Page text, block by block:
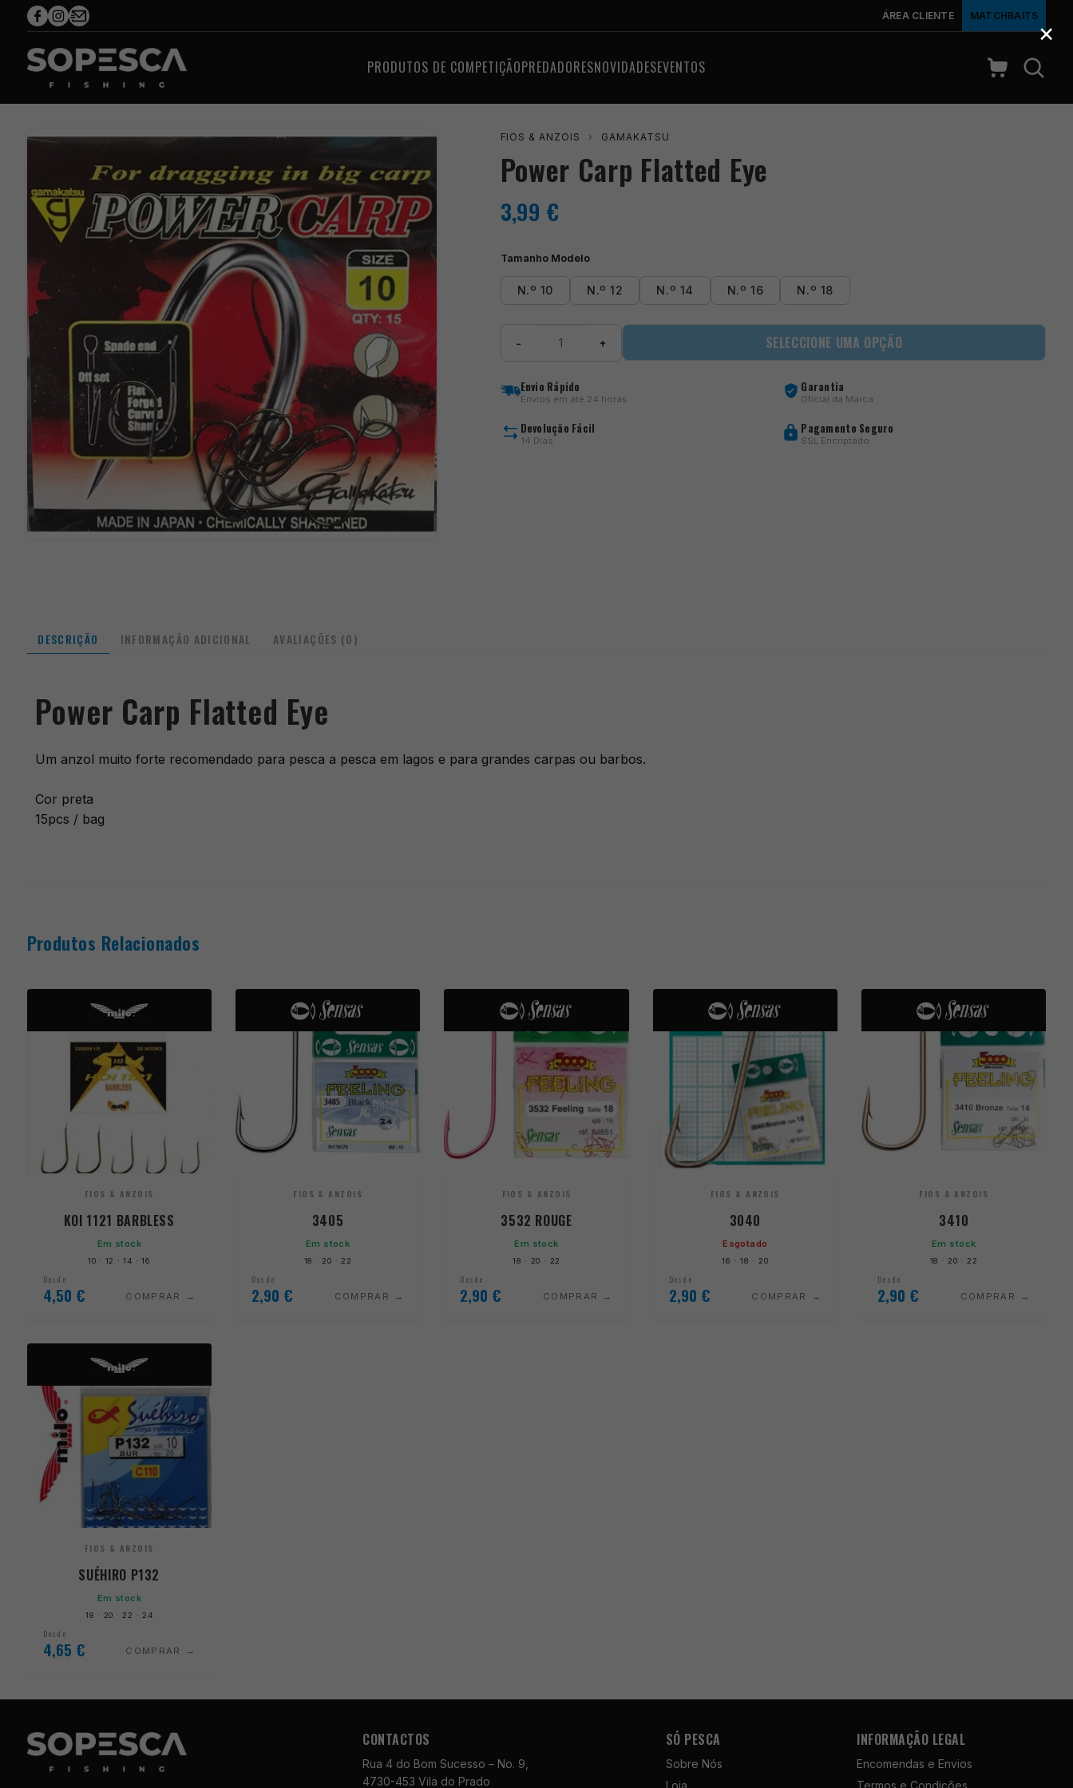
ÁREA CLIENTE MATCHBAITS
PRODUTOS DE COMPETIÇÃOPREDADORESNOVIDADESEVENTOS
FIOS & ANZOIS › GAMAKATSU
Power Carp Flatted Eye
3,99 €
Tamanho Modelo
N.º 10 N.º 12 N.º 14 N.º 16 N.º 18
Flatted
Eye
− + SELECCIONE UMA OPÇÃO
Envio Rápido
Envios em até 24 horas
Garantia
Oficial da Marca
Devolução Fácil
14 Dias
Pagamento Seguro
SSL Encriptado
DESCRIÇÃO INFORMAÇÃO ADICIONAL AVALIAÇÕES (0)
Power Carp Flatted Eye
Um anzol muito forte recomendado para pesca a pesca em lagos e para grandes carpas ou barbos.
Cor preta
15pcs / bag
Produtos Relacionados
FIOS & ANZOIS
KOI 1121 BARBLESS
Em stock
10 · 12 · 14 · 16
Desde
4,50 € COMPRAR
FIOS & ANZOIS
3405
Em stock
18 · 20 · 22
Desde
2,90 € COMPRAR
FIOS & ANZOIS
3532 ROUGE
Em stock
18 · 20 · 22
Desde
2,90 € COMPRAR
FIOS & ANZOIS
3040
Esgotado
16 · 18 · 20
Desde
2,90 € COMPRAR
FIOS & ANZOIS
3410
Em stock
18 · 20 · 22
Desde
2,90 € COMPRAR
FIOS & ANZOIS
SUÉHIRO P132
Em stock
18 · 20 · 22 · 24
Desde
4,65 € COMPRAR
CONTACTOS
Rua 4 do Bom Sucesso – No. 9,
4730-453 Vila do Prado
SÓ PESCA
Sobre Nós
INFORMAÇÃO LEGAL
Encomendas e Envios
×